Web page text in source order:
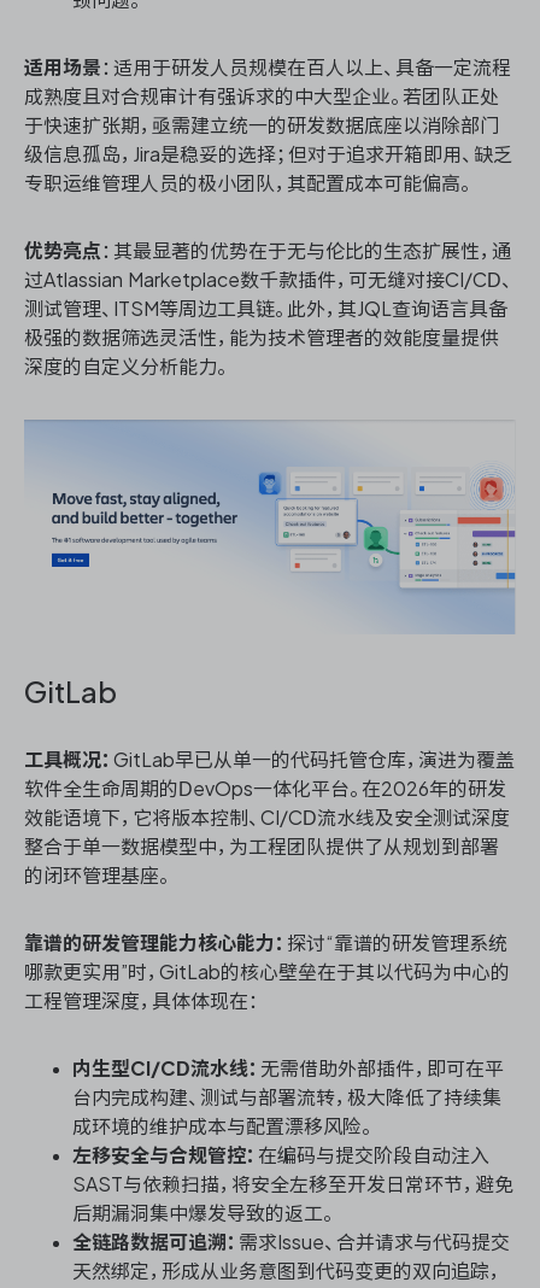
适用场景 ：适用于研发人员规模在百人以上、具备一定流程
成熟度且对合规审计有强诉求的中大型企业。若团队正处
于快速扩张期，亟需建立统一的研发数据底座以消除部门
级信息孤岛，Jira是稳妥的选择；但对于追求开箱即用、缺乏
专职运维管理人员的极小团队，其配置成本可能偏高。
优势亮点 ：其最显著的优势在于无与伦比的生态扩展性，通
过Atlassian Marketplace数千款插件，可无缝对接CI/CD、
测试管理、ITSM等周边工具链。此外，其JQL查询语言具备
极强的数据筛选灵活性，能为技术管理者的效能度量提供
深度的自定义分析能力。
GitLab
工具概况： GitLab早已从单一的代码托管仓库，演进为覆盖
软件全生命周期的DevOps一体化平台。在2026年的研发
效能语境下，它将版本控制、CI/CD流水线及安全测试深度
整合于单一数据模型中，为工程团队提供了从规划到部署
的闭环管理基座。
靠谱的研发管理能力核心能力： 探讨“靠谱的研发管理系统
哪款更实用”时，GitLab的核心壁垒在于其以代码为中心的
工程管理深度，具体体现在：
内生型CI/CD流水线： 无需借助外部插件，即可在平
台内完成构建、测试与部署流转，极大降低了持续集
成环境的维护成本与配置漂移风险。
左移安全与合规管控： 在编码与提交阶段自动注入
SAST与依赖扫描，将安全左移至开发日常环节，避免
后期漏洞集中爆发导致的返工。
全链路数据可追溯： 需求Issue、合并请求与代码提交
天然绑定，形成从业务意图到代码变更的双向追踪，